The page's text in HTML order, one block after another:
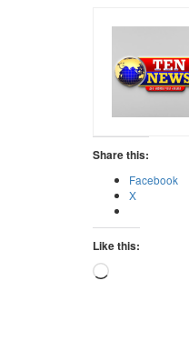
Share this:
Facebook
X
Like this:
Loading…